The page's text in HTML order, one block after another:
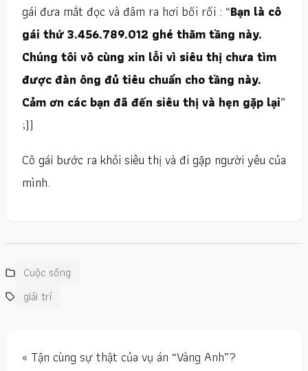
gái đưa mắt đọc và đâm ra hơi bối rối : “Bạn là cô
gái thứ 3.456.789.012 ghé thăm tầng này.
Chúng tôi vô cùng xin lỗi vì siêu thị chưa tìm
được đàn ông đủ tiêu chuẩn cho tầng này.
Cảm ơn các bạn đã đến siêu thị và hẹn gặp lại”
;))
Cô gái bước ra khỏi siêu thị và đi gặp người yêu của
mình.
Cuộc sống
giải trí
« Tận cùng sự thật của vụ án “Vàng Anh”?